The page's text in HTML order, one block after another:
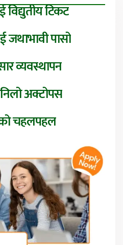
विद्युतीय टिकट
जथाभावी पासो
व्यवस्थापन
अक्टोपस
चहलपहल